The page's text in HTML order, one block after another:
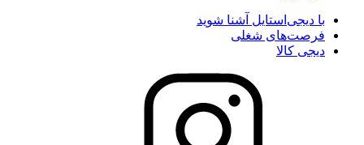
با دیجی‌استایل آشنا شوید
فرصت‌های شغلی
دیجی کالا